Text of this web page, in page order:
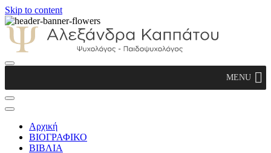
Skip to content
Παιδοψυχολόγος
MENU
Αρχική
ΒΙΟΓΡΑΦΙΚΟ
ΒΙΒΛΙΑ